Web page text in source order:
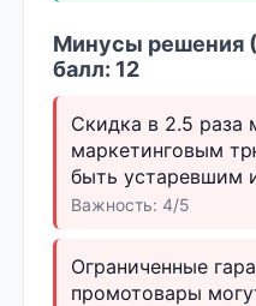
Минусы решения
балл: 12
Скидка в 2.5 раза
маркетинговым
быть устаревшим
Важность: 4/5
Ограниченные
промотовары